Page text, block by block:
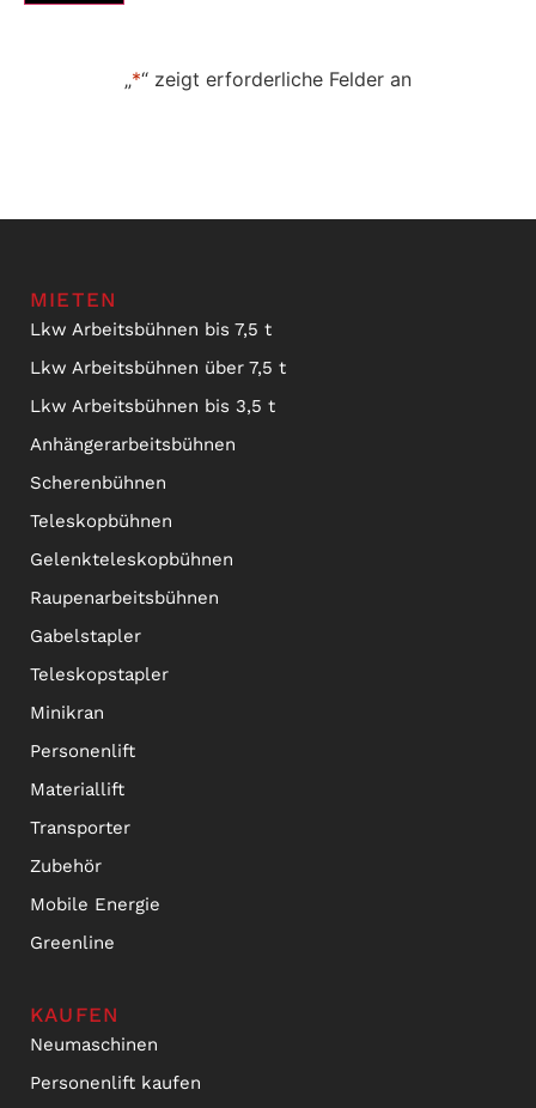
„*“ zeigt erforderliche Felder an
MIETEN
Lkw Arbeitsbühnen bis 7,5 t
Lkw Arbeitsbühnen über 7,5 t
Lkw Arbeitsbühnen bis 3,5 t
Anhängerarbeitsbühnen
Scherenbühnen
Teleskopbühnen
Gelenkteleskopbühnen
Raupenarbeitsbühnen
Gabelstapler
Teleskopstapler
Minikran
Personenlift
Materiallift
Transporter
Zubehör
Mobile Energie
Greenline
KAUFEN
Neumaschinen
Personenlift kaufen